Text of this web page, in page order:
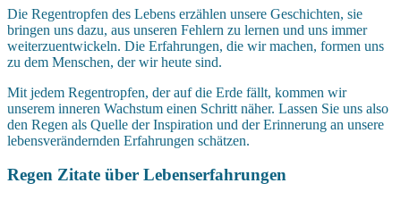
Die Regentropfen des Lebens erzählen unsere Geschichten, sie
bringen uns dazu, aus unseren Fehlern zu lernen und uns immer
weiterzuentwickeln. Die Erfahrungen, die wir machen, formen uns
zu dem Menschen, der wir heute sind.
Mit jedem Regentropfen, der auf die Erde fällt, kommen wir
unserem inneren Wachstum einen Schritt näher. Lassen Sie uns also
den Regen als Quelle der Inspiration und der Erinnerung an unsere
lebensverändernden Erfahrungen schätzen.
Regen Zitate über Lebenserfahrungen